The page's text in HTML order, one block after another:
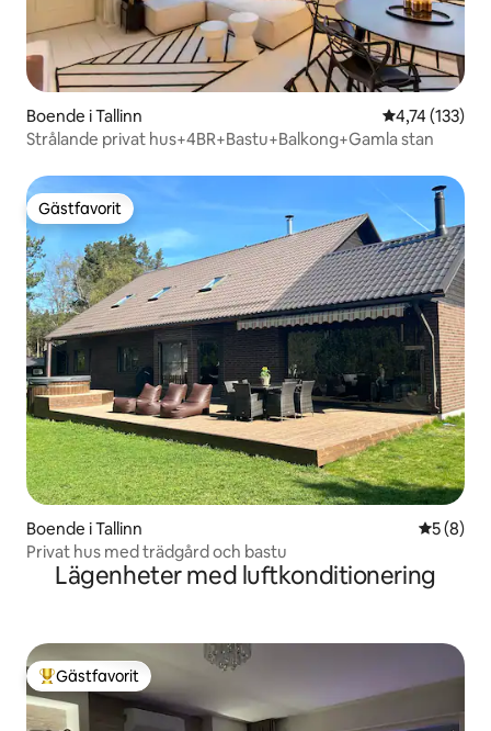
Boende i Tallinn 4,74 av 5 i
4,74 (133)
Strålande privat hus+4BR+Bastu+Balkong+Gamla stan
Gästfavorit
Gästfavorit
Boende i Tallinn 5 av 5 i
5 (8)
Privat hus med trädgård och bastu
Lägenheter med luftkonditionering
Populär gästfavorit
Gästfavorit